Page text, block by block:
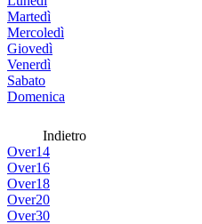
Martedì
Mercoledì
Giovedì
Venerdì
Sabato
Domenica
Indietro
Over14
Over16
Over18
Over20
Over30